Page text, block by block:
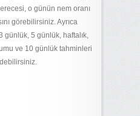
o günün nem oranı
görebilirsiniz. Ayrıca
günlük, 5 günlük, haftalık,
ve 10 günlük tahminleri